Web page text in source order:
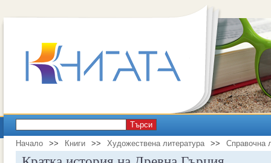
Търси
Начало >> Книги >> Художествена литература >> Справочна